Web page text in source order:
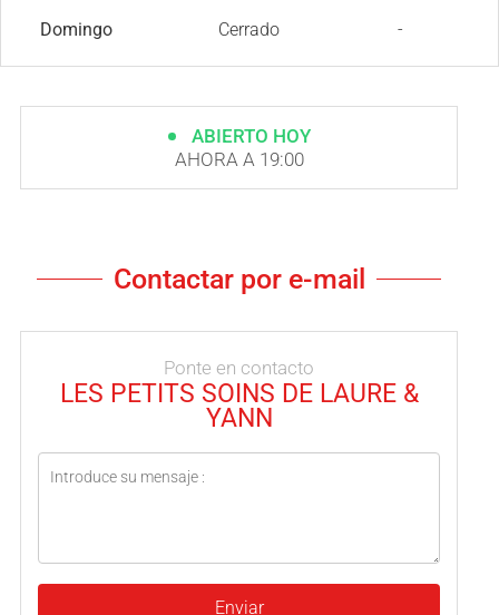
Domingo Cerrado -
ABIERTO HOY
AHORA A 19:00
Contactar por e-mail
Ponte en contacto
LES PETITS SOINS DE LAURE &
YANN
Enviar